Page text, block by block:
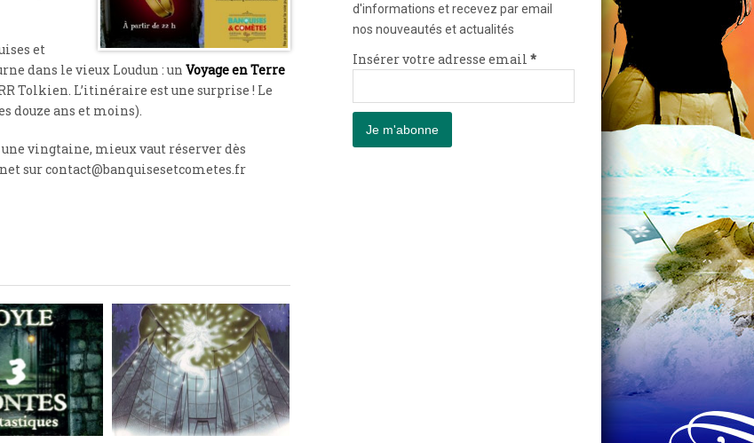
et
dans le vieux Loudun : un Voyage en Terre
Tolkien. L’itinéraire est une surprise ! Le
douze ans et moins).
vingtaine, mieux vaut réserver dès
sur contact@banquisesetcometes.fr
d'informations et recevez par email
nos nouveautés et actualités
Insérer votre adresse email *